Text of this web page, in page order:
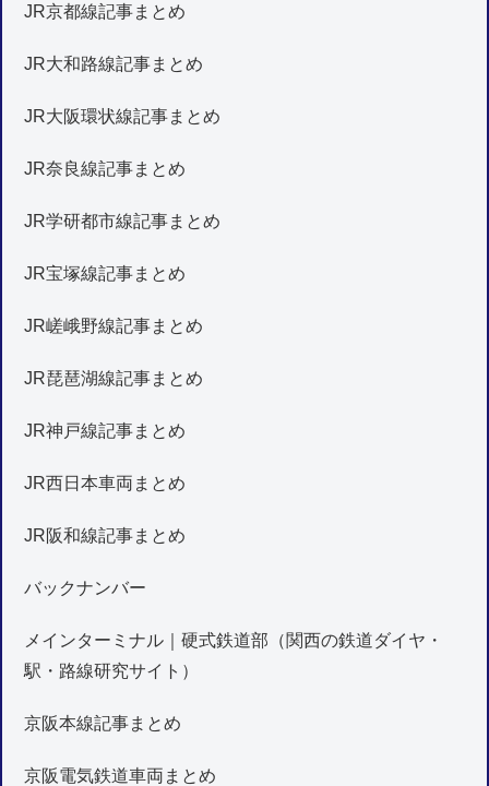
JR京都線記事まとめ
JR大和路線記事まとめ
JR大阪環状線記事まとめ
JR奈良線記事まとめ
JR学研都市線記事まとめ
JR宝塚線記事まとめ
JR嵯峨野線記事まとめ
JR琵琶湖線記事まとめ
JR神戸線記事まとめ
JR西日本車両まとめ
JR阪和線記事まとめ
バックナンバー
メインターミナル｜硬式鉄道部（関西の鉄道ダイヤ・
駅・路線研究サイト）
京阪本線記事まとめ
京阪電気鉄道車両まとめ